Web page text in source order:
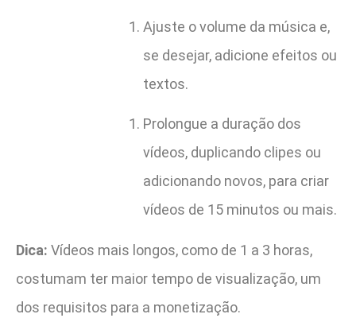
Ajuste o volume da música e,
se desejar, adicione efeitos ou
textos.
Prolongue a duração dos
vídeos, duplicando clipes ou
adicionando novos, para criar
vídeos de 15 minutos ou mais.
Dica: Vídeos mais longos, como de 1 a 3 horas,
costumam ter maior tempo de visualização, um
dos requisitos para a monetização.